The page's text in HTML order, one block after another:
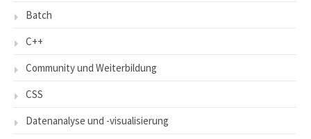
Batch
C++
Community und Weiterbildung
CSS
Datenanalyse und -visualisierung